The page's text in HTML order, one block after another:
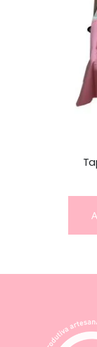
baby coque
ao Pedido